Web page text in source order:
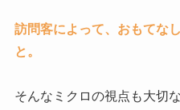
訪問客によって、おもてな
と。
そんなミクロの視点も大切